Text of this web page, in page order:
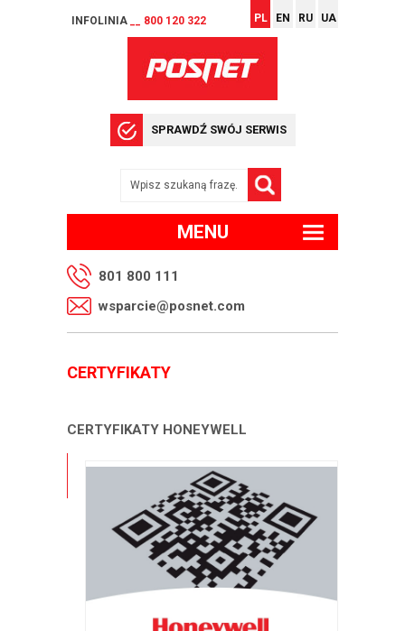
INFOLINIA __ 800 120 322 PL EN RU UA
SPRAWDŹ SWÓJ SERWIS
MENU
801 800 111
wsparcie@posnet.com
CERTYFIKATY
CERTYFIKATY HONEYWELL